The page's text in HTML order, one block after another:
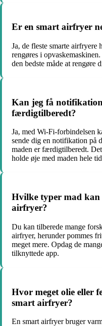
Er en smart airfryer
Ja, de fleste smarte airfryere
rengøres i
den bedste måde at rengøre
Kan jeg få
færdigtilberedt?
Ja, med Wi-Fi-forbindelsen
sende dig en notifikation på
maden er færdigtilberedt.
holde øje med maden hele
Hvilke typer mad kan
airfryer?
Du kan tilberede mange
airfryer, herunder pommes
meget mere. Opdag de
tilknyttede app.
Hvor meget olie eller
smart airfryer?
En smart airfryer bruger